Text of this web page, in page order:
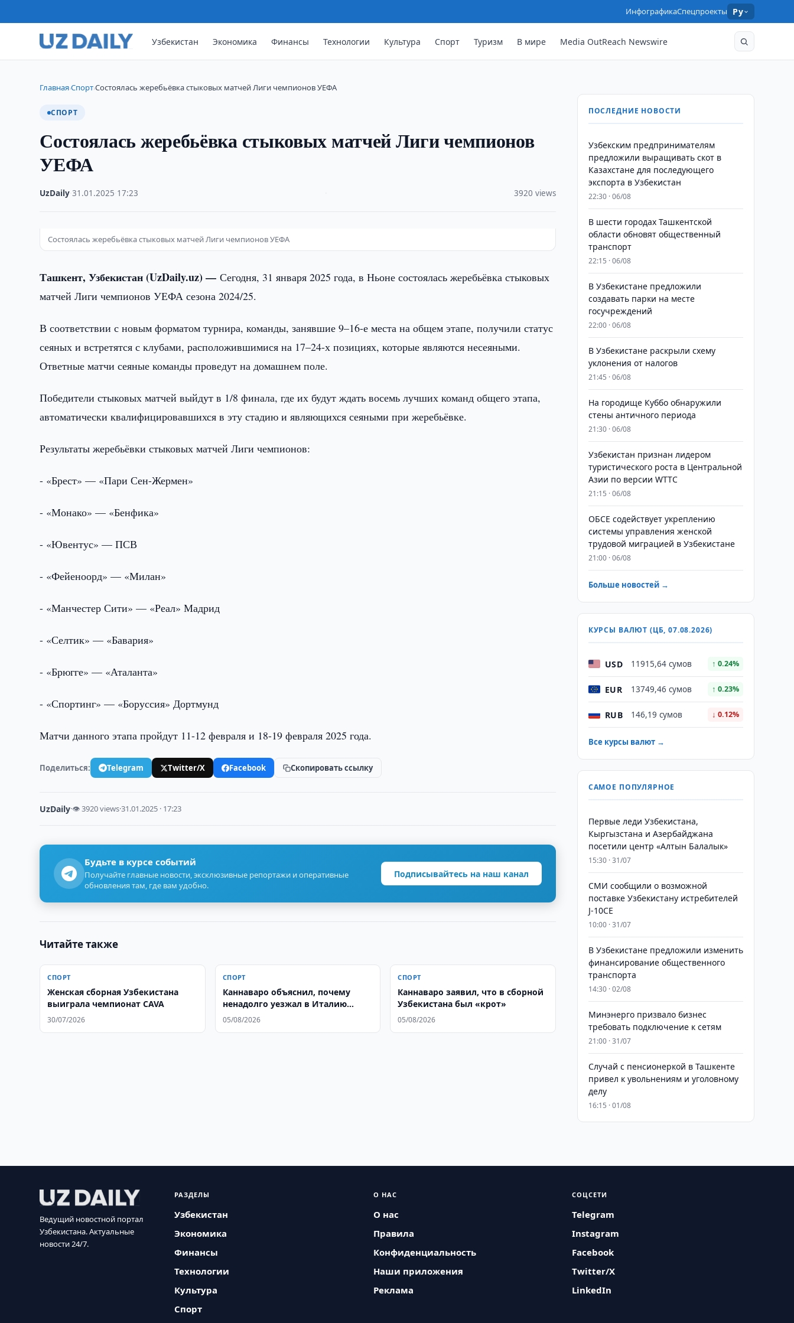
ИнфографикаСпецпроекты Ру
Узбекистан Экономика Финансы Технологии Культура Спорт Туризм В мире Media OutReach Newswire
Главная›Спорт›Состоялась жеребьёвка стыковых матчей Лиги чемпионов УЕФА
СПОРТ
Состоялась жеребьёвка стыковых матчей Лиги чемпионов
УЕФА
UzDaily ·31.01.2025 17:23 3920 views
Состоялась жеребьёвка стыковых матчей Лиги чемпионов УЕФА
Ташкент, Узбекистан (UzDaily.uz) —Сегодня, 31 января 2025 года, в Ньоне состоялась жеребьёвка стыковых
матчей Лиги чемпионов УЕФА сезона 2024/25.
В соответствии с новым форматом турнира, команды, занявшие 9–16-е места на общем этапе, получили статус
сеяных и встретятся с клубами, расположившимися на 17–24-х позициях, которые являются несеяными.
Ответные матчи сеяные команды проведут на домашнем поле.
Победители стыковых матчей выйдут в 1/8 финала, где их будут ждать восемь лучших команд общего этапа,
автоматически квалифицировавшихся в эту стадию и являющихся сеяными при жеребьёвке.
Результаты жеребьёвки стыковых матчей Лиги чемпионов:
- «Брест» — «Пари Сен-Жермен»
- «Монако» — «Бенфика»
- «Ювентус» — ПСВ
- «Фейеноорд» — «Милан»
- «Манчестер Сити» — «Реал» Мадрид
- «Селтик» — «Бавария»
- «Брюгге» — «Аталанта»
- «Спортинг» — «Боруссия» Дортмунд
Матчи данного этапа пройдут 11-12 февраля и 18-19 февраля 2025 года.
Поделиться: Telegram Twitter/X Facebook Скопировать ссылку
UzDaily·👁 3920 views·31.01.2025 · 17:23
Будьте в курсе событий
Получайте главные новости, эксклюзивные репортажи и оперативные
обновления там, где вам удобно.
Подписывайтесь на наш канал
Читайте также
СПОРТ
Женская сборная Узбекистана
выиграла чемпионат CAVA
30/07/2026
СПОРТ
Каннаваро объяснил, почему
ненадолго уезжал в Италию
после чемпионата мира
05/08/2026
СПОРТ
Каннаваро заявил, что в сборной
Узбекистана был «крот»
05/08/2026
ПОСЛЕДНИЕ НОВОСТИ
Узбекским предпринимателям
предложили выращивать скот в
Казахстане для последующего
экспорта в Узбекистан
22:30 · 06/08
В шести городах Ташкентской
области обновят общественный
транспорт
22:15 · 06/08
В Узбекистане предложили
создавать парки на месте
госучреждений
22:00 · 06/08
В Узбекистане раскрыли схему
уклонения от налогов
21:45 · 06/08
На городище Куббо обнаружили
стены античного периода
21:30 · 06/08
Узбекистан признан лидером
туристического роста в Центральной
Азии по версии WTTC
21:15 · 06/08
ОБСЕ содействует укреплению
системы управления женской
трудовой миграцией в Узбекистане
21:00 · 06/08
Больше новостей →
КУРСЫ ВАЛЮТ (ЦБ, 07.08.2026)
USD 11915,64 сумов ↑ 0.24%
EUR 13749,46 сумов ↑ 0.23%
RUB 146,19 сумов ↓ 0.12%
Все курсы валют →
САМОЕ ПОПУЛЯРНОЕ
Первые леди Узбекистана,
Кыргызстана и Азербайджана
посетили центр «Алтын Балалык»
15:30 · 31/07
СМИ сообщили о возможной
поставке Узбекистану истребителей
J-10CE
10:00 · 31/07
В Узбекистане предложили изменить
финансирование общественного
транспорта
14:30 · 02/08
Минэнерго призвало бизнес
требовать подключение к сетям
21:00 · 31/07
Случай с пенсионеркой в Ташкенте
привел к увольнениям и уголовному
делу
16:15 · 01/08
Ведущий новостной портал
Узбекистана. Актуальные
новости 24/7.
РАЗДЕЛЫ
Узбекистан
Экономика
Финансы
Технологии
Культура
Спорт
О НАС
О нас
Правила
Конфиденциальность
Наши приложения
Реклама
СОЦСЕТИ
Telegram
Instagram
Facebook
Twitter/X
LinkedIn